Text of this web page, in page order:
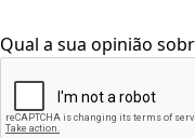
Qual a sua opinião